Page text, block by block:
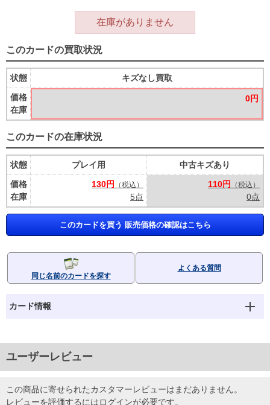
在庫がありません
このカードの買取状況
状態
価格
在庫
キズなし買取
0円
このカードの在庫状況
状態
価格
在庫
プレイ用
130円
（税込）
5点
中古キズあり
110円
（税込）
0点
このカードを買う 販売価格の確認はこちら
同じ名前のカードを探す
よくある質問
カード情報
ユーザーレビュー
この商品に寄せられたカスタマーレビューはまだありません。
レビューを評価するにはログインが必要です。